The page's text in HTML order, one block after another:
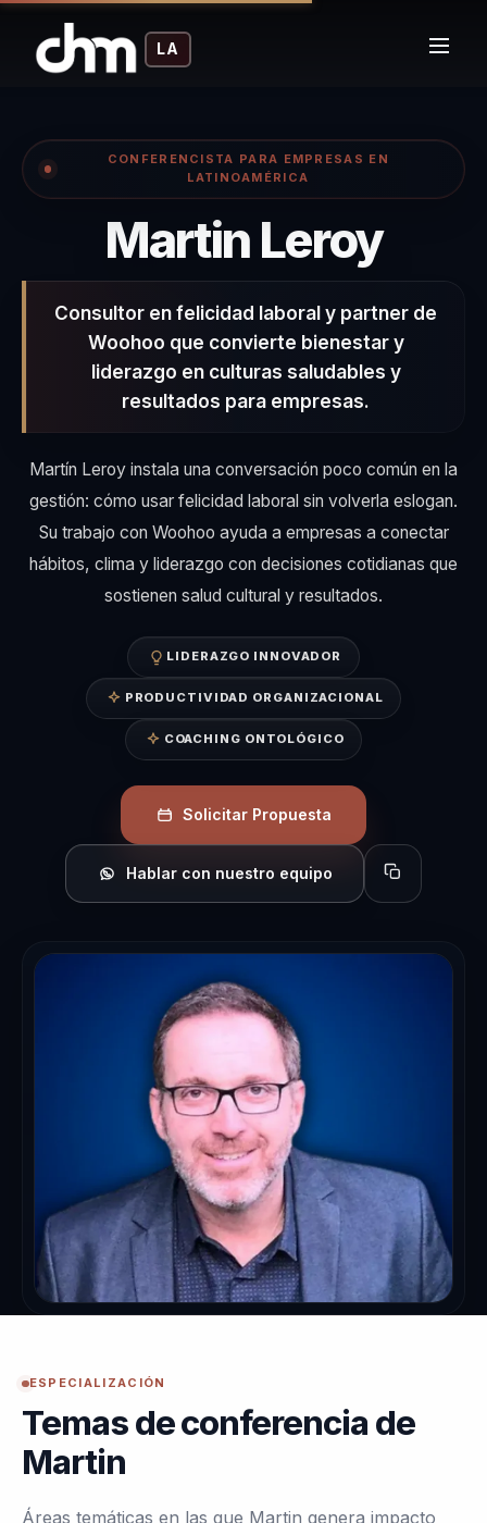
LA
CONFERENCISTA PARA EMPRESAS EN
LATINOAMÉRICA
Martin Leroy–
Consultor en felicidad laboral y partner de
Woohoo que convierte bienestar y
liderazgo en culturas saludables y
resultados para empresas.
Martín Leroy instala una conversación poco común en la
gestión: cómo usar felicidad laboral sin volverla eslogan.
Su trabajo con Woohoo ayuda a empresas a conectar
hábitos, clima y liderazgo con decisiones cotidianas que
sostienen salud cultural y resultados.
LIDERAZGO INNOVADOR
PRODUCTIVIDAD ORGANIZACIONAL
COACHING ONTOLÓGICO
Solicitar Propuesta
Hablar con nuestro equipo Copiar perfil
ESPECIALIZACIÓN
Temas de conferencia de
Martin
Áreas temáticas en las que Martin genera impacto